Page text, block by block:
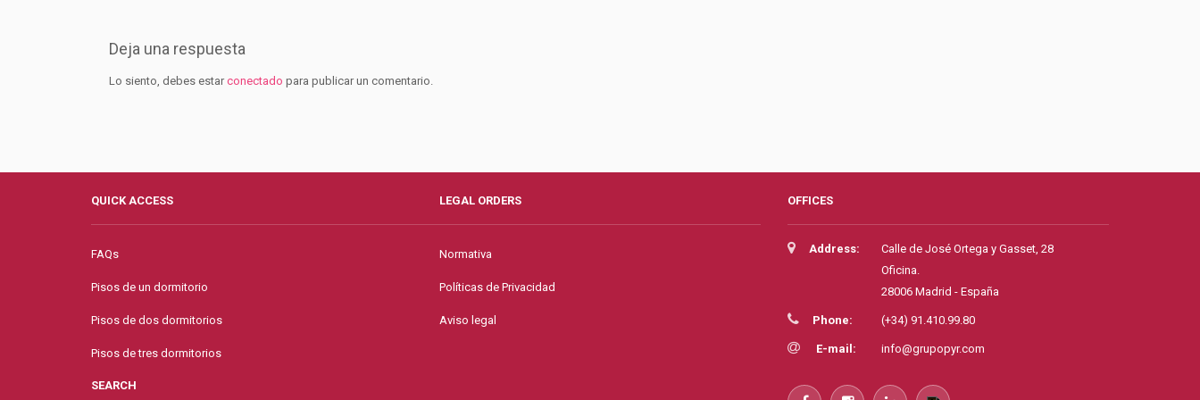
Deja una respuesta
Lo siento, debes estarconectado para publicar un comentario.
QUICK ACCESS
FAQs
Pisos de un dormitorio
Pisos de dos dormitorios
Pisos de tres dormitorios
SEARCH
LEGAL ORDERS
Normativa
Políticas de Privacidad
Aviso legal
OFFICES
Address:
Calle de José Ortega y Gasset, 28
Oficina.
28006 Madrid - España
Phone: (+34) 91.410.99.80
E-mail: info@grupopyr.com